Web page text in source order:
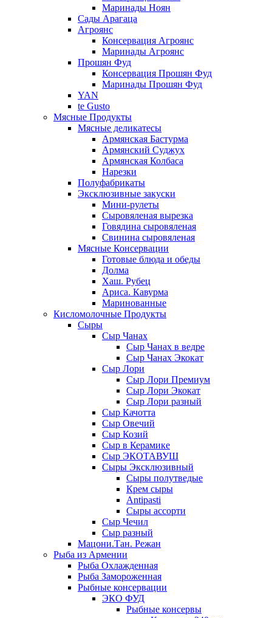
Маринады Ноян
Сады Арагаца
Агроянс
Консервация Агроянс
Маринады Агроянс
Прошян Фуд
Консервация Прошян Фуд
Маринады Прошян Фуд
YAN
te Gusto
Мясные Продукты
Мясные деликатесы
Армянская Бастурма
Армянский Суджух
Армянская Колбаса
Нарезки
Полуфабрикаты
Эксклюзивные закуски
Мини-рулеты
Сыровяленая вырезка
Говядина сыровяленая
Свинина сыровяленая
Мясные Консервации
Готовые блюда и обеды
Долма
Хаш. Рубец
Ариса. Кавурма
Маринованные
Кисломолочные Продукты
Сыры
Сыр Чанах
Сыр Чанах в ведре
Сыр Чанах Экокат
Сыр Лори
Сыр Лори Премиум
Сыр Лори Экокат
Сыр Лори разный
Сыр Качотта
Сыр Овечий
Сыр Козий
Сыр в Керамике
Сыр ЭКОТАВУШ
Сыры Эксклюзивный
Сыры полутведые
Крем сыры
Antipasti
Сыры ассорти
Сыр Чечил
Сыр разный
Мацони.Тан. Режан
Рыба из Армении
Рыба Охлажденная
Рыба Замороженная
Рыбные консервации
ЭКО ФУД
Рыбные консервы